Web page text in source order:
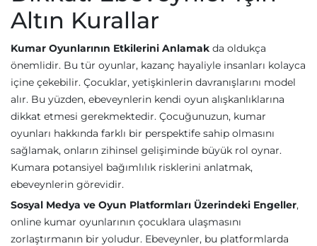
Altın Kurallar
Kumar Oyunlarının Etkilerini Anlamak da oldukça
önemlidir. Bu tür oyunlar, kazanç hayaliyle insanları kolayca
içine çekebilir. Çocuklar, yetişkinlerin davranışlarını model
alır. Bu yüzden, ebeveynlerin kendi oyun alışkanlıklarına
dikkat etmesi gerekmektedir. Çocuğunuzun, kumar
oyunları hakkında farklı bir perspektife sahip olmasını
sağlamak, onların zihinsel gelişiminde büyük rol oynar.
Kumara potansiyel bağımlılık risklerini anlatmak,
ebeveynlerin görevidir.
Sosyal Medya ve Oyun Platformları Üzerindeki Engeller,
online kumar oyunlarının çocuklara ulaşmasını
zorlaştırmanın bir yoludur. Ebeveynler, bu platformlarda